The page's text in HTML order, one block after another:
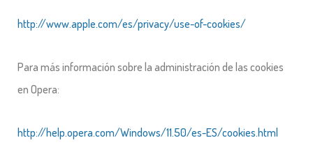
http://www.apple.com/es/privacy/use-of-cookies/
Para más información sobre la administración de las cookies
en Opera:
http://help.opera.com/Windows/11.50/es-ES/cookies.html